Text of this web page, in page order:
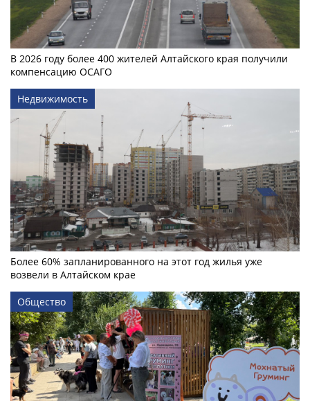
В 2026 году более 400 жителей Алтайского края получили
компенсацию ОСАГО
Недвижимость
Более 60% запланированного на этот год жилья уже
возвели в Алтайском крае
Общество